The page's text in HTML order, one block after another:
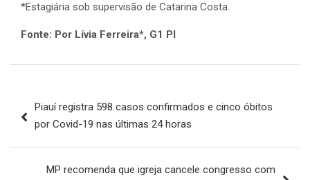
*Estagiária sob supervisão de Catarina Costa.
Fonte: Por Lívia Ferreira*, G1 PI
de
Piauí registra 598 casos confirmados e cinco óbitos
por Covid-19 nas últimas 24 horas
MP recomenda que igreja cancele congresso com